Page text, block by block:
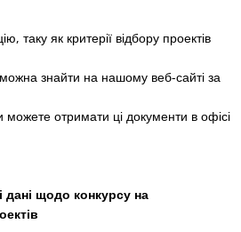
таку як критерії відбору проектів
знайти на нашому веб-сайті за
отримати ці документи в офісі
щодо конкурсу на